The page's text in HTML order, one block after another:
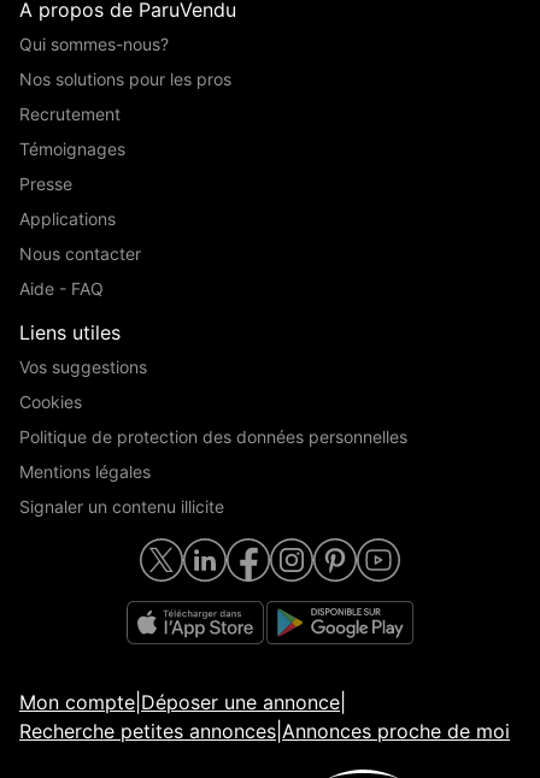
A propos de ParuVendu
Qui sommes-nous?
Nos solutions pour les pros
Recrutement
Témoignages
Presse
Applications
Nous contacter
Aide - FAQ
Liens utiles
Vos suggestions
Cookies
Politique de protection des données personnelles
Mentions légales
Signaler un contenu illicite
Mon compte Déposer une annonce
Recherche petites annonces Annonces proche de moi